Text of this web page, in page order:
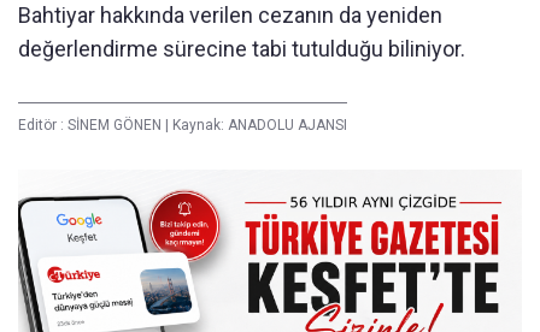
Bahtiyar hakkında verilen cezanın da yeniden
değerlendirme sürecine tabi tutulduğu biliniyor.
Editör : SİNEM GÖNEN | Kaynak: ANADOLU AJANSI